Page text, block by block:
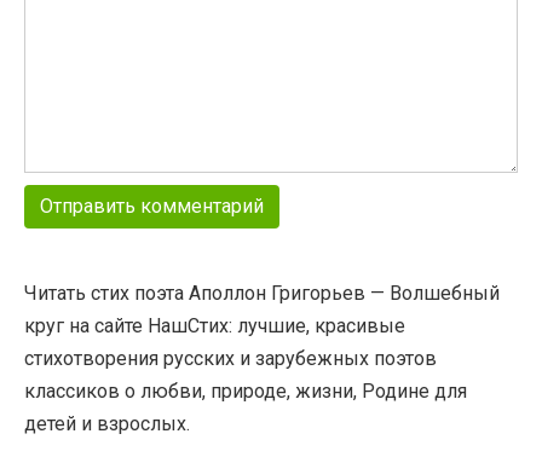
Читать стих поэта Аполлон Григорьев — Волшебный
круг на сайте НашСтих: лучшие, красивые
стихотворения русских и зарубежных поэтов
классиков о любви, природе, жизни, Родине для
детей и взрослых.